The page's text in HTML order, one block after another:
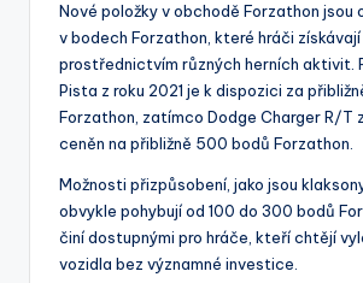
Nové položky v obchodě Forzathon jsou
v bodech Forzathon, které hráči získávají
prostřednictvím různých herních aktivit.
Pista z roku 2021 je k dispozici za
Forzathon, zatímco Dodge Charger R/T z
ceněn na přibližně 500 bodů Forzathon.
Možnosti přizpůsobení, jako jsou
obvykle pohybují od 100 do 300 bodů
činí dostupnými pro hráče, kteří chtějí
vozidla bez významné investice.